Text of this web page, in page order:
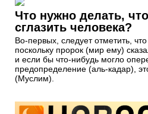
Что нужно делать,
сглазить человека?
Во-первых, следует отметить, что
поскольку пророк (мир ему)
и если бы что-нибудь могло
предопределение (аль-кадар),
(Муслим).